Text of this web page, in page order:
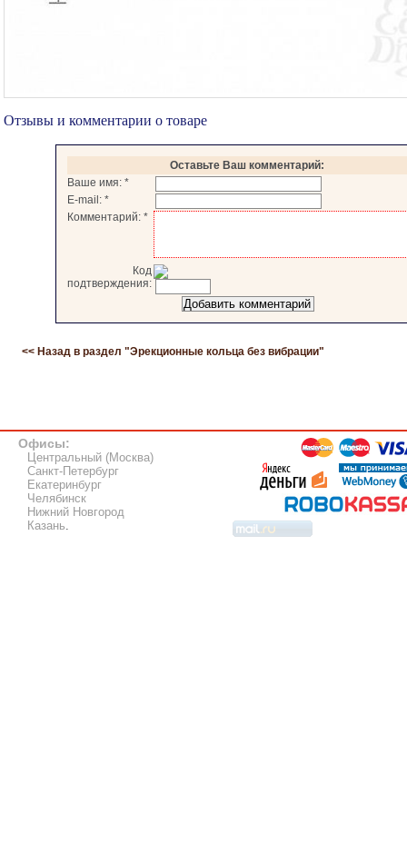
Отзывы и комментарии о товаре
Оставьте Ваш комментарий:
Ваше имя: *
E-mail: *
Комментарий: *
Код
подтверждения:
<< Назад в раздел "Эрекционные кольца без вибрации"
Офисы:
Центральный (Москва)
Санкт-Петербург
Екатеринбург
Челябинск
Нижний Новгород
Казань.